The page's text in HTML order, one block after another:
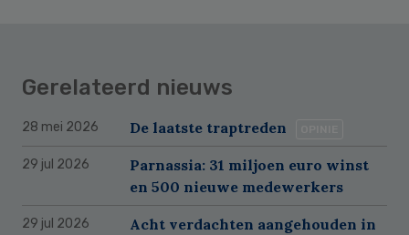
Gerelateerd nieuws
28 mei 2026 De laatste traptreden
29 jul 2026
Parnassia: 31 miljoen euro winst
en 500 nieuwe medewerkers
29 jul 2026
Acht verdachten aangehouden in